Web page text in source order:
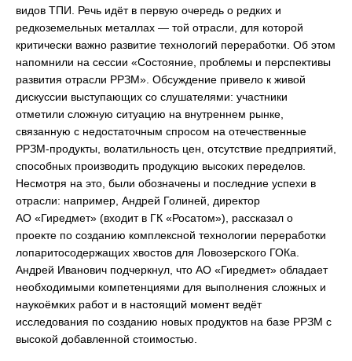
видов ТПИ. Речь идёт в первую очередь о редких и
редкоземельных металлах — той отрасли, для которой
критически важно развитие технологий переработки. Об этом
напомнили на сессии «Состояние, проблемы и перспективы
развития отрасли РРЗМ». Обсуждение привело к живой
дискуссии выступающих со слушателями: участники
отметили сложную ситуацию на внутреннем рынке,
связанную с недостаточным спросом на отечественные
РРЗМ-продукты, волатильность цен, отсутствие предприятий,
способных производить продукцию высоких переделов.
Несмотря на это, были обозначены и последние успехи в
отрасли: например, Андрей Голиней, директор
АО «Гиредмет» (входит в ГК «Росатом»), рассказал о
проекте по созданию комплексной технологии переработки
лопаритосодержащих хвостов для Ловозерского ГОКа.
Андрей Иванович подчеркнул, что АО «Гиредмет» обладает
необходимыми компетенциями для выполнения сложных и
наукоёмких работ и в настоящий момент ведёт
исследования по созданию новых продуктов на базе РРЗМ с
высокой добавленной стоимостью.